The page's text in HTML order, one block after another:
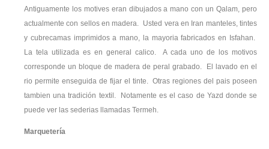
Antiguamente los motives eran dibujados a mano con un Qalam, pero
actualmente con sellos en madera. Usted vera en Iran manteles, tintes
y cubrecamas imprimidos a mano, la mayoria fabricados en Isfahan.
La tela utilizada es en general calico. A cada uno de los motivos
corresponde un bloque de madera de peral grabado. El lavado en el
rio permite enseguida de fijar el tinte. Otras regiones del pais poseen
tambien una tradición textil. Notamente es el caso de Yazd donde se
puede ver las sederias llamadas Termeh.
Marquetería